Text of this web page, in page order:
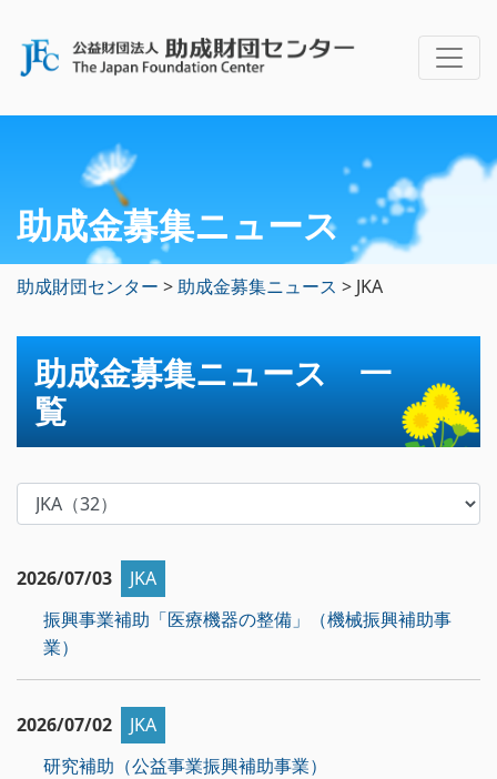
助成金募集ニュース
助成財団センター >助成金募集ニュース > JKA
助成金募集ニュース 一
覧
2026/07/03
JKA
振興事業補助「医療機器の整備」（機械振興補助事
業）
2026/07/02
JKA
研究補助（公益事業振興補助事業）